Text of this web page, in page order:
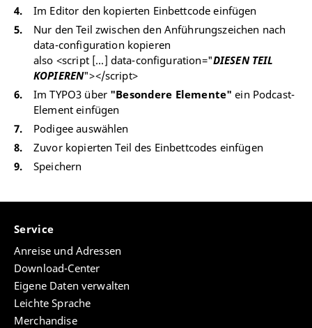
Im Editor den kopierten Einbettcode einfügen
Nur den Teil zwischen den Anführungszeichen nach
data-configuration kopieren
also <script [...] data-configuration="DIESEN TEIL
KOPIEREN"></script>
Im TYPO3 über "Besondere Elemente" ein Podcast-
Element einfügen
Podigee auswählen
Zuvor kopierten Teil des Einbettcodes einfügen
Speichern
Service
Anreise und Adressen
Download-Center
Eigene Daten verwalten
Leichte Sprache
Merchandise